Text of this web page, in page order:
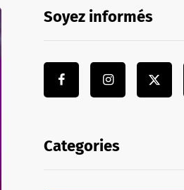
Soyez informés
Categories